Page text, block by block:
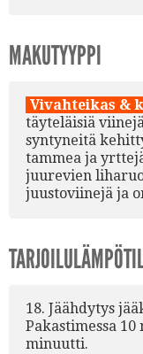
MAKUTYYPPI
Vivahteikas &
täyteläisiä
syntyneitä
tammea ja
juurevien
juustoviinejä ja
18. Jäähdytys
Pakastimessa 10
minuutti.